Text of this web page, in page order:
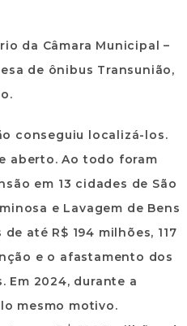
da Câmara Municipal –
de ônibus Transunião,
conseguiu localizá-los.
aberto. Ao todo foram
em 13 cidades de São
e Lavagem de Bens
até R$ 194 milhões, 117
e o afastamento dos
Em 2024, durante a
mesmo motivo.